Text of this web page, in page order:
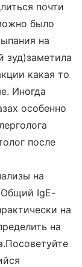
почти
было
на
зуд)заметила
какая то
Иногда
особенно
после
на
IgE-
на
на